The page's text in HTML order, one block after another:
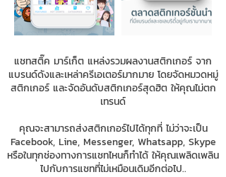
แชทสติ๊ค มาร์เก็ต แหล่งรวมผลงานสติกเกอร์ จาก
แบรนด์ดังและเหล่าครีเอเตอร์มากมาย โดยจัดหมวดหมู่
สติกเกอร์ และจัดอันดับสติกเกอร์สุดฮิต ให้คุณไม่ตก
เทรนด์
คุณจะสามารถส่งสติกเกอร์ไปได้ทุกที่ ไม่ว่าจะเป็น
Facebook, Line, Messenger, Whatsapp, Skype
หรือในทุกช่องทางการแชทไหนก็ทำได้ ให้คุณเพลิดเพลิน
ไปกับการแชทที่ไม่เหมือนเดิมอีกต่อไป..